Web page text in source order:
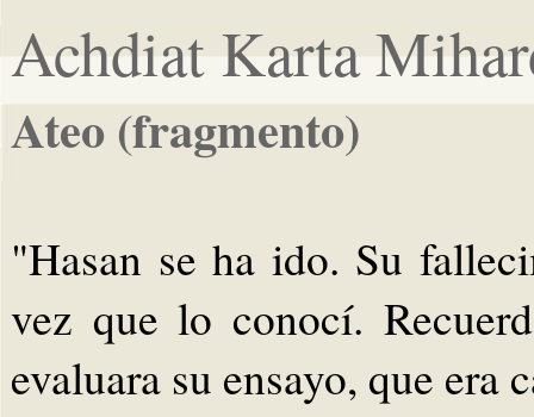
Achdiat Karta
Ateo (fragmento)
"Hasan se ha ido. Su
vez que lo conocí.
evaluara su ensayo, que era